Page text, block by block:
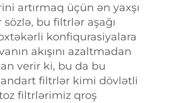
artırmaq üçün ən yaxşı
bu filtrlər aşağı
konfiqurasiyalara
akışını azaltmadan
verir ki, bu da bu
filtrlər kimi dövlətli
filtrlərimiz qroş